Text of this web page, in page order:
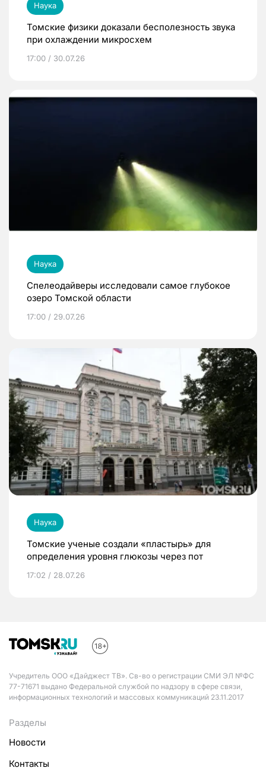
Наука
Томские физики доказали бесполезность звука
при охлаждении микросхем
17:00 / 30.07.26
Наука
Спелеодайверы исследовали самое глубокое
озеро Томской области
17:00 / 29.07.26
Наука
Томские ученые создали «пластырь» для
определения уровня глюкозы через пот
17:02 / 28.07.26
Учредитель ООО «Дайджест ТВ». Св-во о регистрации СМИ ЭЛ №ФС
77-71671 выдано Федеральной службой по надзору в сфере связи,
информационных технологий и массовых коммуникаций 23.11.2017
Разделы
Новости
Контакты